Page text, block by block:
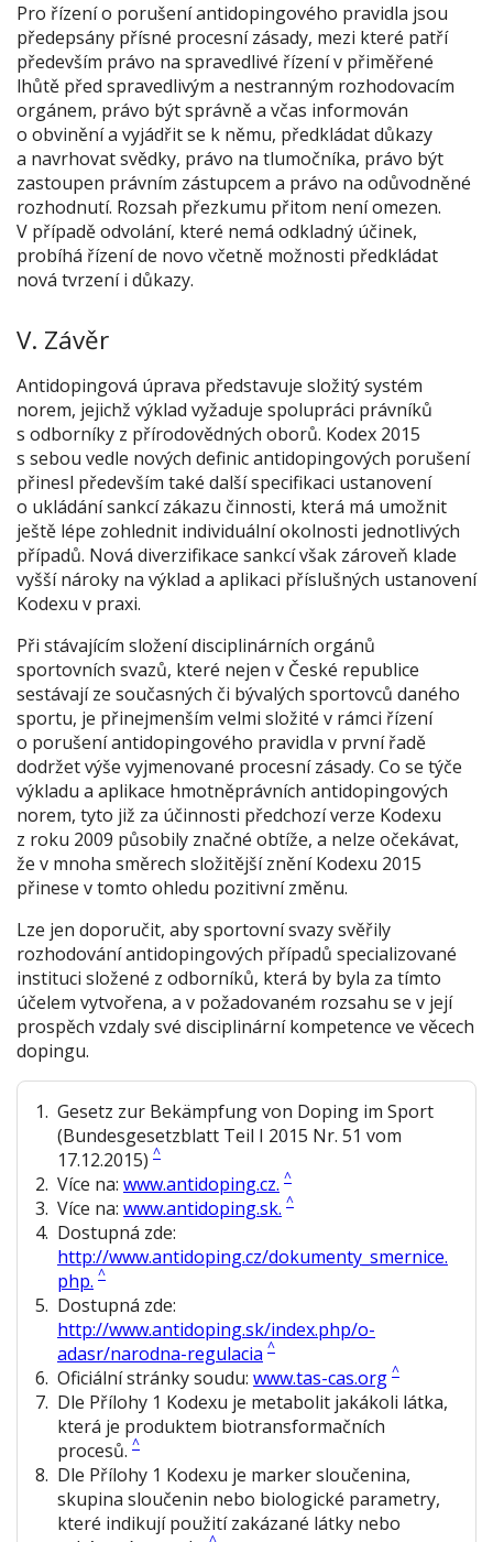
Pro řízení o porušení antidopingového pravidla jsou
předepsány přísné procesní zásady, mezi které patří
především právo na spravedlivé řízení v přiměřené
lhůtě před spravedlivým a nestranným rozhodovacím
orgánem, právo být správně a včas informován
o obvinění a vyjádřit se k němu, předkládat důkazy
a navrhovat svědky, právo na tlumočníka, právo být
zastoupen právním zástupcem a právo na odůvodněné
rozhodnutí. Rozsah přezkumu přitom není omezen.
V případě odvolání, které nemá odkladný účinek,
probíhá řízení de novo včetně možnosti předkládat
nová tvrzení i důkazy.
V. Závěr
Antidopingová úprava představuje složitý systém
norem, jejichž výklad vyžaduje spolupráci právníků
s odborníky z přírodovědných oborů. Kodex 2015
s sebou vedle nových definic antidopingových porušení
přinesl především také další specifikaci ustanovení
o ukládání sankcí zákazu činnosti, která má umožnit
ještě lépe zohlednit individuální okolnosti jednotlivých
případů. Nová diverzifikace sankcí však zároveň klade
vyšší nároky na výklad a aplikaci příslušných ustanovení
Kodexu v praxi.
Při stávajícím složení disciplinárních orgánů
sportovních svazů, které nejen v České republice
sestávají ze současných či bývalých sportovců daného
sportu, je přinejmenším velmi složité v rámci řízení
o porušení antidopingového pravidla v první řadě
dodržet výše vyjmenované procesní zásady. Co se týče
výkladu a aplikace hmotněprávních antidopingových
norem, tyto již za účinnosti předchozí verze Kodexu
z roku 2009 působily značné obtíže, a nelze očekávat,
že v mnoha směrech složitější znění Kodexu 2015
přinese v tomto ohledu pozitivní změnu.
Lze jen doporučit, aby sportovní svazy svěřily
rozhodování antidopingových případů specializované
instituci složené z odborníků, která by byla za tímto
účelem vytvořena, a v požadovaném rozsahu se v její
prospěch vzdaly své disciplinární kompetence ve věcech
dopingu.
1. Gesetz zur Bekämpfung von Doping im Sport
(Bundesgesetzblatt Teil I 2015 Nr. 51 vom
17.12.2015) ^
2. Více na: www.antidoping.cz. ^
3. Více na: www.antidoping.sk. ^
4. Dostupná zde:
http://www.antidoping.cz/dokumenty_smernice.
php. ^
5. Dostupná zde:
http://www.antidoping.sk/index.php/o-
adasr/narodna-regulacia ^
6. Oficiální stránky soudu: www.tas-cas.org ^
7. Dle Přílohy 1 Kodexu je metabolit jakákoli látka,
která je produktem biotransformačních
procesů. ^
8. Dle Přílohy 1 Kodexu je marker sloučenina,
skupina sloučenin nebo biologické parametry,
které indikují použití zakázané látky nebo